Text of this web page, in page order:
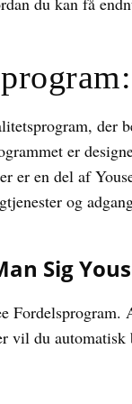
er
er en del af
og
Sig
vil du